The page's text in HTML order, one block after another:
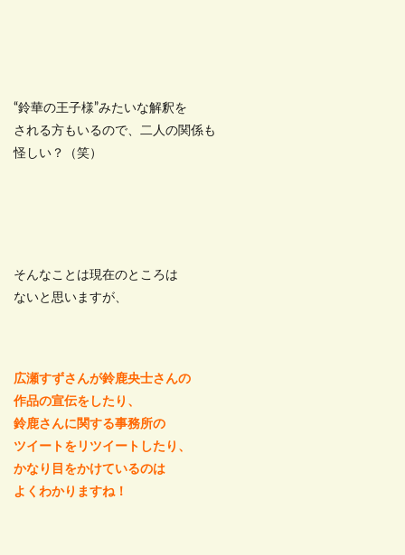
“鈴華の王子様”みたいな解釈を
される方もいるので、二人の関係も
怪しい？（笑）
そんなことは現在のところは
ないと思いますが、
広瀬すずさんが鈴鹿央士さんの
作品の宣伝をしたり、
鈴鹿さんに関する事務所の
ツイートをリツイートしたり、
かなり目をかけているのは
よくわかりますね！